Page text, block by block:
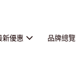
新優惠 品牌總覽